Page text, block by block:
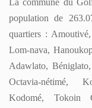
La commune du
population de
quartiers :
Lom-nava,
Adawlato,
Octavia-nétimé,
Kodomé, Tokoin